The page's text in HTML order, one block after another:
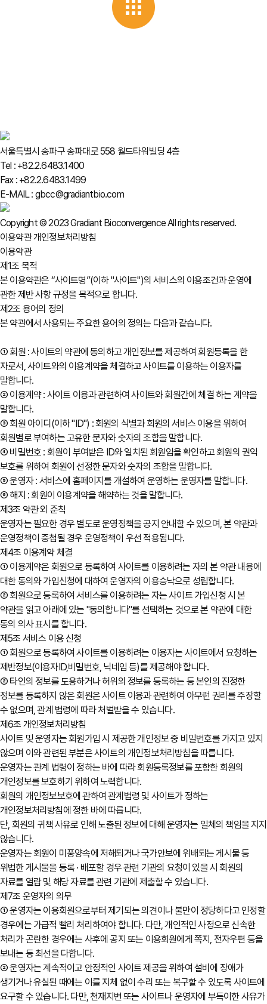
서울특별시 송파구 송파대로 558 월드타워빌딩 4층
Tel : +82.2.6483.1400
Fax : +82.2.6483.1499
E-MAIL : gbcc@gradiantbio.com
Copyright © 2023 Gradiant Bioconvergence All rights reserved.
이용약관개인정보처리방침
이용약관
제1조 목적
본 이용약관은 “사이트명”(이하 "사이트")의 서비스의 이용조건과 운영에
관한 제반 사항 규정을 목적으로 합니다.
제2조 용어의 정의
본 약관에서 사용되는 주요한 용어의 정의는 다음과 같습니다.
① 회원 : 사이트의 약관에 동의하고 개인정보를 제공하여 회원등록을 한
자로서, 사이트와의 이용계약을 체결하고 사이트를 이용하는 이용자를
말합니다.
② 이용계약 : 사이트 이용과 관련하여 사이트와 회원간에 체결 하는 계약을
말합니다.
③ 회원 아이디(이하 "ID") : 회원의 식별과 회원의 서비스 이용을 위하여
회원별로 부여하는 고유한 문자와 숫자의 조합을 말합니다.
④ 비밀번호 : 회원이 부여받은 ID와 일치된 회원임을 확인하고 회원의 권익
보호를 위하여 회원이 선정한 문자와 숫자의 조합을 말합니다.
⑤ 운영자 : 서비스에 홈페이지를 개설하여 운영하는 운영자를 말합니다.
⑥ 해지 : 회원이 이용계약을 해약하는 것을 말합니다.
제3조 약관 외 준칙
운영자는 필요한 경우 별도로 운영정책을 공지 안내할 수 있으며, 본 약관과
운영정책이 중첩될 경우 운영정책이 우선 적용됩니다.
제4조 이용계약 체결
① 이용계약은 회원으로 등록하여 사이트를 이용하려는 자의 본 약관 내용에
대한 동의와 가입신청에 대하여 운영자의 이용승낙으로 성립합니다.
② 회원으로 등록하여 서비스를 이용하려는 자는 사이트 가입신청 시 본
약관을 읽고 아래에 있는 "동의합니다"를 선택하는 것으로 본 약관에 대한
동의 의사 표시를 합니다.
제5조 서비스 이용 신청
① 회원으로 등록하여 사이트를 이용하려는 이용자는 사이트에서 요청하는
제반정보(이용자ID,비밀번호, 닉네임 등)를 제공해야 합니다.
② 타인의 정보를 도용하거나 허위의 정보를 등록하는 등 본인의 진정한
정보를 등록하지 않은 회원은 사이트 이용과 관련하여 아무런 권리를 주장할
수 없으며, 관계 법령에 따라 처벌받을 수 있습니다.
제6조 개인정보처리방침
사이트 및 운영자는 회원가입 시 제공한 개인정보 중 비밀번호를 가지고 있지
않으며 이와 관련된 부분은 사이트의 개인정보처리방침을 따릅니다.
운영자는 관계 법령이 정하는 바에 따라 회원등록정보를 포함한 회원의
개인정보를 보호하기 위하여 노력합니다.
회원의 개인정보보호에 관하여 관계법령 및 사이트가 정하는
개인정보처리방침에 정한 바에 따릅니다.
단, 회원의 귀책 사유로 인해 노출된 정보에 대해 운영자는 일체의 책임을 지지
않습니다.
운영자는 회원이 미풍양속에 저해되거나 국가안보에 위배되는 게시물 등
위법한 게시물을 등록 · 배포할 경우 관련 기관의 요청이 있을 시 회원의
자료를 열람 및 해당 자료를 관련 기관에 제출할 수 있습니다.
제7조 운영자의 의무
① 운영자는 이용회원으로부터 제기되는 의견이나 불만이 정당하다고 인정할
경우에는 가급적 빨리 처리하여야 합니다. 다만, 개인적인 사정으로 신속한
처리가 곤란한 경우에는 사후에 공지 또는 이용회원에게 쪽지, 전자우편 등을
보내는 등 최선을 다합니다.
② 운영자는 계속적이고 안정적인 사이트 제공을 위하여 설비에 장애가
생기거나 유실된 때에는 이를 지체 없이 수리 또는 복구할 수 있도록 사이트에
요구할 수 있습니다. 다만, 천재지변 또는 사이트나 운영자에 부득이한 사유가